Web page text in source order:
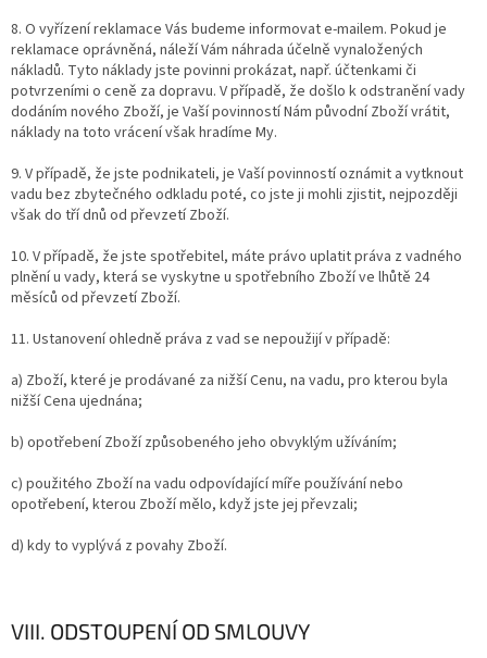
8. O vyřízení reklamace Vás budeme informovat e-mailem. Pokud je
reklamace oprávněná, náleží Vám náhrada účelně vynaložených
nákladů. Tyto náklady jste povinni prokázat, např. účtenkami či
potvrzeními o ceně za dopravu. V případě, že došlo k odstranění vady
dodáním nového Zboží, je Vaší povinností Nám původní Zboží vrátit,
náklady na toto vrácení však hradíme My.
9. V případě, že jste podnikateli, je Vaší povinností oznámit a vytknout
vadu bez zbytečného odkladu poté, co jste ji mohli zjistit, nejpozději
však do tří dnů od převzetí Zboží.
10. V případě, že jste spotřebitel, máte právo uplatit práva z vadného
plnění u vady, která se vyskytne u spotřebního Zboží ve lhůtě 24
měsíců od převzetí Zboží.
11. Ustanovení ohledně práva z vad se nepoužijí v případě:
a) Zboží, které je prodávané za nižší Cenu, na vadu, pro kterou byla
nižší Cena ujednána;
b) opotřebení Zboží způsobeného jeho obvyklým užíváním;
c) použitého Zboží na vadu odpovídající míře používání nebo
opotřebení, kterou Zboží mělo, když jste jej převzali;
d) kdy to vyplývá z povahy Zboží.
VIII. ODSTOUPENÍ OD SMLOUVY